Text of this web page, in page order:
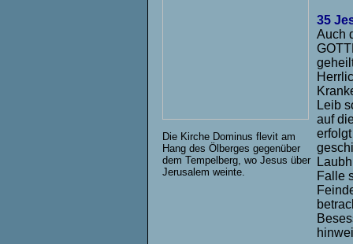
Die Kirche Dominus flevit am
Hang des Ölberges gegenüber
dem Tempelberg, wo Jesus über
Jerusalem weinte.
35
Auch
Leib
auf
Falle